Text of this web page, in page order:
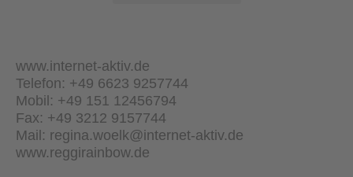
www.internet-aktiv.de
Telefon: +49 6623 9257744
Mobil: +49 151 12456794
Fax: +49 3212 9157744
Mail: regina.woelk@internet-aktiv.de
www.reggirainbow.de